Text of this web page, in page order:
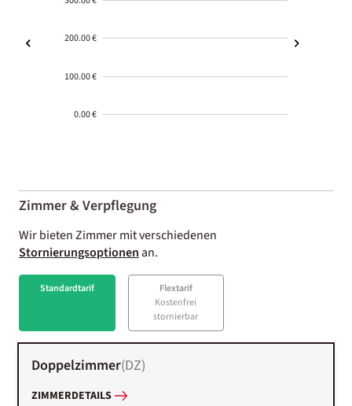
200.00 €
100.00 €
0.00 €
01-02
Zimmer & Verpflegung
Wir bieten Zimmer mit verschiedenen
Stornierungsoptionenan.
Standardtarif
Flextarif
Kostenfrei
stornierbar
Doppelzimmer(DZ)
ZIMMERDETAILS